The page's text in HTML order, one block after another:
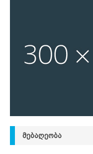
ᲛᲔᲑᲐᲦᲔᲝᲑᲐ